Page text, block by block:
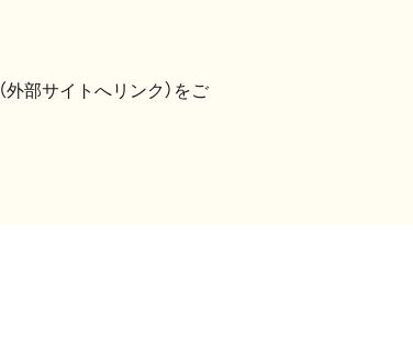
（外部サイトへリンク）をご